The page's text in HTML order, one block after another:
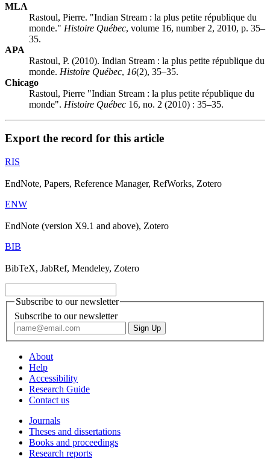
MLA
Rastoul, Pierre. "Indian Stream : la plus petite république du
monde." Histoire Québec, volume 16, number 2, 2010, p. 35–
35.
APA
Rastoul, P. (2010). Indian Stream : la plus petite république du
monde. Histoire Québec, 16(2), 35–35.
Chicago
Rastoul, Pierre "Indian Stream : la plus petite république du
monde". Histoire Québec 16, no. 2 (2010) : 35–35.
Export the record for this article
RIS
EndNote, Papers, Reference Manager, RefWorks, Zotero
ENW
EndNote (version X9.1 and above), Zotero
BIB
BibTeX, JabRef, Mendeley, Zotero
Subscribe to our newsletter
Subscribe to our newsletter
About
Help
Accessibility
Research Guide
Contact us
Journals
Theses and dissertations
Books and proceedings
Research reports